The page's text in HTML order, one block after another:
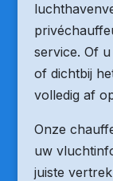
service. Of
of dichtbij
volledig af
Onze
uw
juiste